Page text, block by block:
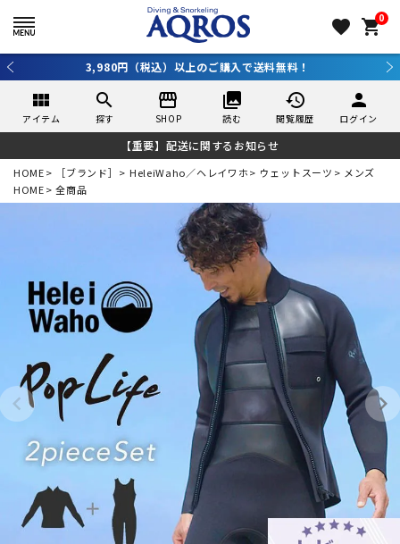
favorite 0
shopping_cart
新規アプリ会員登録で10％OFF！詳しくはコチラ ＞
view_module
アイテム
search
探す
storefront
SHOP
collections
読む
history
閲覧履歴
person
ログイン
【重要】配送に関するお知らせ
HOME ［ブランド］ HeleiWaho／ヘレイワホ ウェットスーツ
メンズ
HOME
全商品